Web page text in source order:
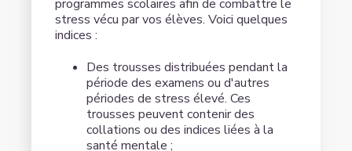
programmes scolaires afin de combattre le
stress vécu par vos élèves. Voici quelques
indices :
Des trousses distribuées pendant la
période des examens ou d'autres
périodes de stress élevé. Ces
trousses peuvent contenir des
collations ou des indices liées à la
santé mentale ;